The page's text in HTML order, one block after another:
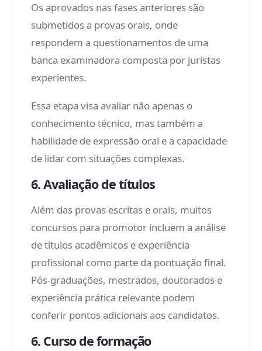
Os aprovados nas fases anteriores são
submetidos a provas orais, onde
respondem a questionamentos de uma
banca examinadora composta por juristas
experientes.
Essa etapa visa avaliar não apenas o
conhecimento técnico, mas também a
habilidade de expressão oral e a capacidade
de lidar com situações complexas.
6. Avaliação de títulos
Além das provas escritas e orais, muitos
concursos para promotor incluem a análise
de títulos acadêmicos e experiência
profissional como parte da pontuação final.
Pós-graduações, mestrados, doutorados e
experiência prática relevante podem
conferir pontos adicionais aos candidatos.
6. Curso de formação